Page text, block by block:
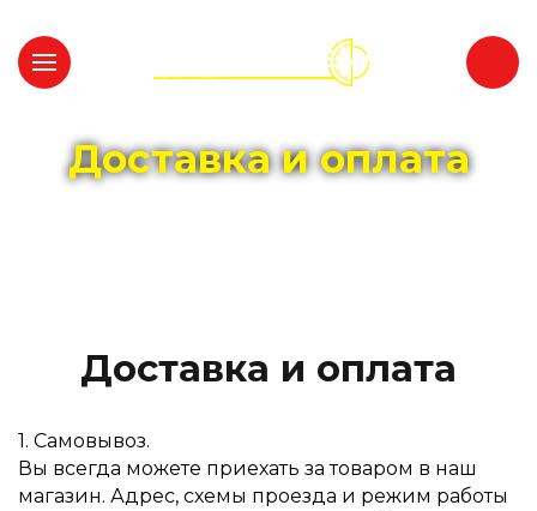
Доставка и оплата
Доставка и оплата
1. Самовывоз.
Вы всегда можете приехать за товаром в наш
магазин. Адрес, схемы проезда и режим работы